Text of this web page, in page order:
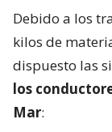
Debido a los
kilos de
dispuesto las
los
Mar: